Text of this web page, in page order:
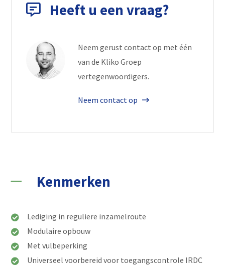
Heeft u een vraag?
Neem gerust contact op met één
van de Kliko Groep
vertegenwoordigers.
Neem contact op
+31 6 20 61 02 62
Lonneke Kastelijn
Regio: Noord & Zuid Holland
+ 31 6 22 14 46 00
Kenmerken
Lediging in reguliere inzamelroute
Modulaire opbouw
Met vulbeperking
Universeel voorbereid voor toegangscontrole IRDC